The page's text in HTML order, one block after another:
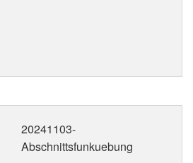
20241103-
Abschnittsfunkuebung